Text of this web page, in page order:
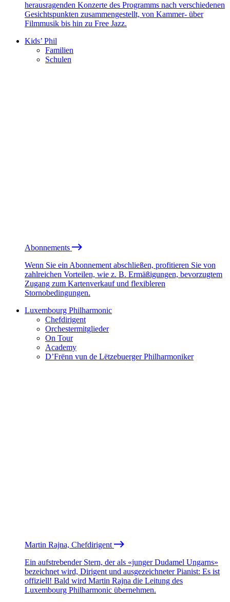
herausragenden Konzerte des Programms nach verschiedenen
Gesichtspunkten zusammengestellt, von Kammer- über
Filmmusik bis hin zu Free Jazz.
Kids’ Phil
Familien
Schulen
Abonnements
Wenn Sie ein Abonnement abschließen, profitieren Sie von
zahlreichen Vorteilen, wie z. B. Ermäßigungen, bevorzugtem
Zugang zum Kartenverkauf und flexibleren
Stornobedingungen.
Luxembourg Philharmonic
Chefdirigent
Orchestermitglieder
On Tour
Academy
D’Frënn vun de Lëtzebuerger Philharmoniker
Martin Rajna, Chefdirigent
Ein aufstrebender Stern, der als «junger Dudamel Ungarns»
bezeichnet wird, Dirigent und ausgezeichneter Pianist: Es ist
offiziell! Bald wird Martin Rajna die Leitung des
Luxembourg Philharmonic übernehmen.